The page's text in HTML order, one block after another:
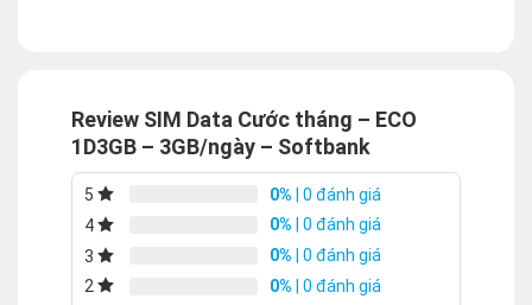
Review SIM Data Cước tháng – ECO
1D3GB – 3GB/ngày – Softbank
5 0% | 0 đánh giá
4
0% | 0 đánh giá
3
0% | 0 đánh giá
2
0% | 0 đánh giá